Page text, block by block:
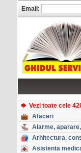
Vezi toate cele
Afaceri
Alarme,
Arhitectura,
Asistenta
Email: